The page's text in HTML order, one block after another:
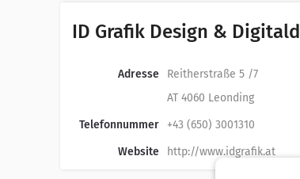
ID Grafik Design &
Adresse
Reitherstraße 5 /7
AT 4060 Leonding
Telefonnummer
+43 (650) 3001310
Website
http://www.idgrafik.at